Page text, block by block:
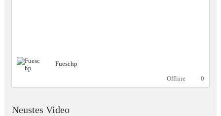
Fueschp
Offline
0
Neustes Video